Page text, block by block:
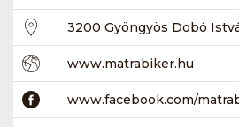
3200 Gyöngyös Dobó
www.matrabiker.hu
www.facebook.com/